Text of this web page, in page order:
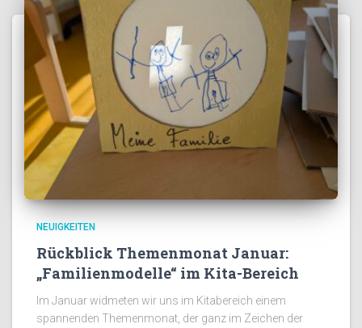
NEUIGKEITEN
Rückblick Themenmonat Januar:
„Familienmodelle“ im Kita-Bereich
Im Januar widmeten wir uns im Kitabereich einem
spannenden Themenmonat, der ganz im Zeichen der